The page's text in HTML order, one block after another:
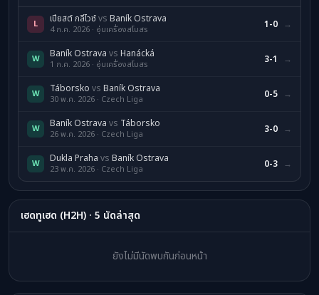
L เปียสต์ กลีไวซ์vs Baník Ostrava
4 ก.ค. 2026 · อุ่นเครื่องสโมสร 1-0 →
W Baník Ostrava vs Hanácká
1 ก.ค. 2026 · อุ่นเครื่องสโมสร 3-1 →
W Táborsko vs Baník Ostrava
30 พ.ค. 2026 · Czech Liga 0-5 →
W Baník Ostrava vs Táborsko
26 พ.ค. 2026 · Czech Liga 3-0 →
W Dukla Praha vs Baník Ostrava
23 พ.ค. 2026 · Czech Liga 0-3 →
เฮดทูเฮด (H2H) · 5 นัดล่าสุด
ยังไม่มีนัดพบกันก่อนหน้า